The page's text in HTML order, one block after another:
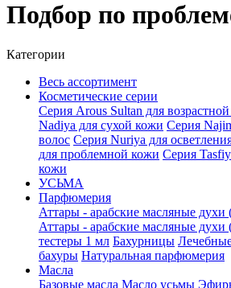
Подбор по
Категории
Весь ассортимент
Косметические серии
Серия Arous Sultan для
Nadiya для сухой кожи Серия
волос Серия Nuriya для
для проблемной кожи Серия
кожи
УСЬМА
Парфюмерия
Аттары - арабские масляные
Аттары - арабские масляные
тестеры 1 мл Бахурницы
бахуры Натуральная парфюмерия
Масла
Базовые масла Масло усьмы